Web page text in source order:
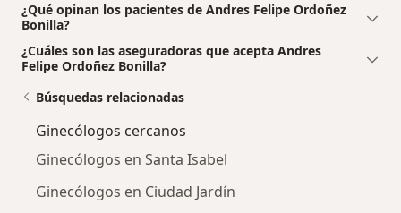
¿Qué opinan los pacientes de Andres Felipe Ordoñez
Bonilla?
¿Cuáles son las aseguradoras que acepta Andres
Felipe Ordoñez Bonilla?
Búsquedas relacionadas
Ginecólogos cercanos
Ginecólogos en Santa Isabel
Ginecólogos en Ciudad Jardín